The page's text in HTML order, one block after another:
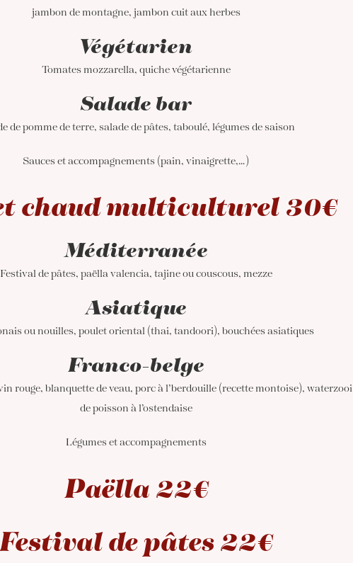
jambon de montagne, jambon cuit aux herbes
Végétarien
Tomates mozzarella, quiche végétarienne
Salade bar
de pomme de terre, salade de pâtes, taboulé, légumes de saison
Sauces et accompagnements (pain, vinaigrette,…)
chaud multiculturel 30€
Méditerranée
Festival de pâtes, paëlla valencia, tajine ou couscous, mezze
Asiatique
ou nouilles, poulet oriental (thai, tandoori), bouchées asiatiques
Franco-belge
rouge, blanquette de veau, porc à l’berdouille (recette montoise), waterzooi
de poisson à l’ostendaise
Légumes et accompagnements
Paëlla 22€
Festival de pâtes 22€